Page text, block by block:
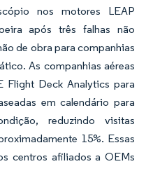
nos motores LEAP
após três falhas não
de obra para companhias
As companhias aéreas
Flight Deck Analytics para
em calendário para
reduzindo visitas
15%. Essas
centros afiliados a OEMs